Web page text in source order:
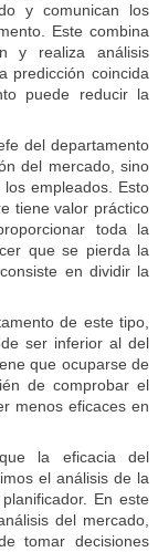
y comunican los
Este combina
y realiza análisis
predicción coincida
puede reducir la
del departamento
del mercado, sino
empleados. Esto
tiene valor práctico
toda la
que se pierda la
en dividir la
de este tipo,
ser inferior al del
que ocuparse de
de comprobar el
menos eficaces en
la eficacia del
el análisis de la
En este
del mercado,
tomar decisiones